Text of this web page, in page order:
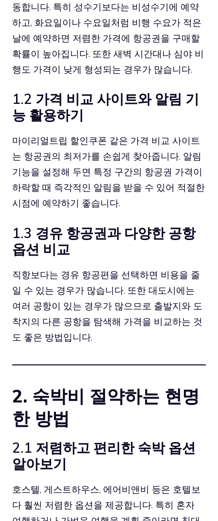
동합니다. 특히 성수기보다는 비성수기에 예약
하고, 화요일이나 수요일처럼 비행 수요가 적은
날에 예약하면 저렴한 가격에 항공권을 구매할
확률이 높아집니다. 또한 새벽 시간대나 심야 비
행도 가격이 낮게 형성되는 경우가 많습니다.
1.2 가격 비교 사이트와 알림 기
능 활용하기
마이리얼트립 할인쿠폰 같은 가격 비교 사이트
는 항공권의 최저가를 손쉽게 찾아줍니다. 알림
기능을 설정해 두면 특정 구간의 항공권 가격이
하락할 때 즉각적인 알림을 받을 수 있어 적절한
시점에 예약하기 좋습니다.
1.3 경유 항공권과 다양한 공항
옵션 비교
직항보다는 경유 항공편을 선택하면 비용을 줄
일 수 있는 경우가 많습니다. 또한 대도시에는
여러 공항이 있는 경우가 많으므로 출발지와 도
착지의 다른 공항을 탐색해 가격을 비교하는 것
도 좋은 방법입니다.
2. 숙박비 절약하는 현명
한 방법
2.1 저렴하고 편리한 숙박 옵션
알아보기
호스텔, 게스트하우스, 에어비앤비 등은 호텔보
다 훨씬 저렴한 옵션을 제공합니다. 특히 혼자